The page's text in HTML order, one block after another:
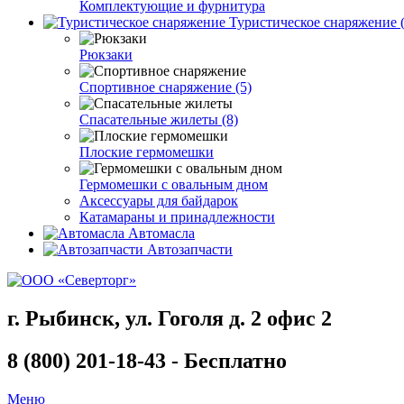
Комплектующие и фурнитура
Туристическое снаряжение
Рюкзаки
Спортивное снаряжение (5)
Спасательные жилеты (8)
Плоские гермомешки
Гермомешки с овальным дном
Аксессуары для байдарок
Катамараны и принадлежности
Автомасла
Автозапчасти
г. Рыбинск, ул. Гоголя д. 2 офис 2
8 (800) 201-18-43 - Бесплатно
Меню